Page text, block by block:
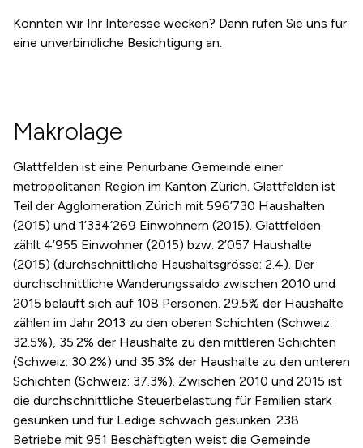
Konnten wir Ihr Interesse wecken? Dann rufen Sie uns für
eine unverbindliche Besichtigung an.
Makrolage
Glattfelden ist eine Periurbane Gemeinde einer
metropolitanen Region im Kanton Zürich. Glattfelden ist
Teil der Agglomeration Zürich mit 596’730 Haushalten
(2015) und 1’334’269 Einwohnern (2015). Glattfelden
zählt 4’955 Einwohner (2015) bzw. 2’057 Haushalte
(2015) (durchschnittliche Haushaltsgrösse: 2.4). Der
durchschnittliche Wanderungssaldo zwischen 2010 und
2015 beläuft sich auf 108 Personen. 29.5% der Haushalte
zählen im Jahr 2013 zu den oberen Schichten (Schweiz:
32.5%), 35.2% der Haushalte zu den mittleren Schichten
(Schweiz: 30.2%) und 35.3% der Haushalte zu den unteren
Schichten (Schweiz: 37.3%). Zwischen 2010 und 2015 ist
die durchschnittliche Steuerbelastung für Familien stark
gesunken und für Ledige schwach gesunken. 238
Betriebe mit 951 Beschäftigten weist die Gemeinde